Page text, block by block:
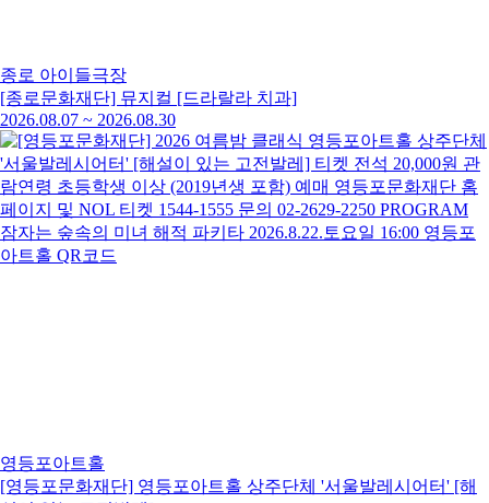
종로 아이들극장
[종로문화재단] 뮤지컬 [드라랄라 치과]
2026.08.07 ~ 2026.08.30
영등포아트홀
[영등포문화재단] 영등포아트홀 상주단체 '서울발레시어터' [해